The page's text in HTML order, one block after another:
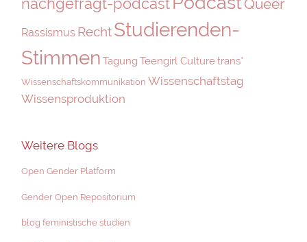
Queer
Rassismus RechtStudierenden-
Stimmen Tagung Teengirl Culturetrans*
Wissenschaftskommunikation Wissenschaftstag
Wissensproduktion
Weitere Blogs
Open Gender Platform
Gender Open Repositorium
blog feministische studien